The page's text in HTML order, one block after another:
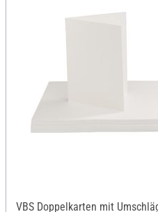
VBS Doppelkarten mit